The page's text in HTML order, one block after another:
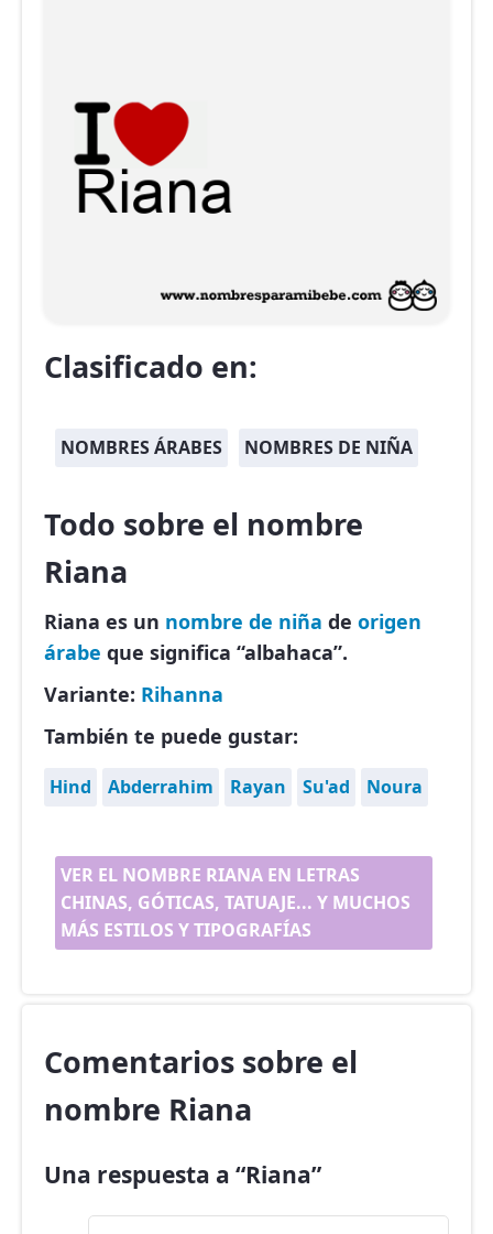
Clasificado en:
NOMBRES ÁRABES NOMBRES DE NIÑA
Todo sobre el nombre
Riana
Riana es un nombre de niña de origen
árabe que significa “albahaca”.
Variante: Rihanna
También te puede gustar:
Hind Abderrahim Rayan Su'ad Noura
VER EL NOMBRE RIANA EN LETRAS
CHINAS, GÓTICAS, TATUAJE... Y MUCHOS
MÁS ESTILOS Y TIPOGRAFÍAS
Comentarios sobre el
nombre Riana
Una respuesta a “Riana”